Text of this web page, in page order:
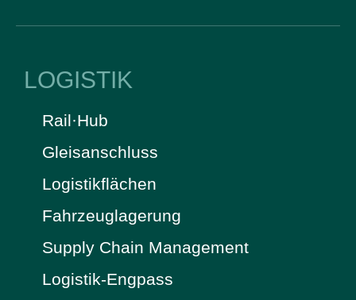
LOGISTIK
Rail·Hub
Gleisanschluss
Logistikflächen
Fahrzeuglagerung
Supply Chain Management
Logistik-Engpass